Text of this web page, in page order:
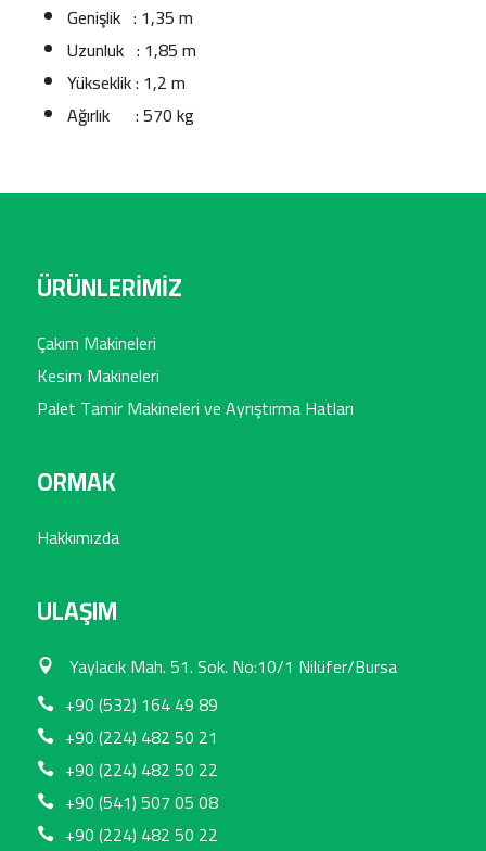
Genişlik : 1,35 m
Uzunluk : 1,85 m
Yükseklik : 1,2 m
Ağırlık : 570 kg
ÜRÜNLERİMİZ
Çakım Makineleri
Kesim Makineleri
Palet Tamir Makineleri ve Ayrıştırma Hatları
ORMAK
Hakkımızda
ULAŞIM
Yaylacık Mah. 51. Sok. No:10/1 Nilüfer/Bursa
+90 (532) 164 49 89
+90 (224) 482 50 21
+90 (224) 482 50 22
+90 (541) 507 05 08
+90 (224) 482 50 22